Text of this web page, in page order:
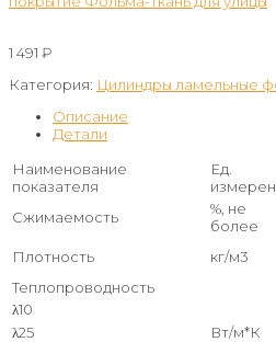
1 491 ₽
Категория: Цилиндры ламельные
Описание
Детали
Наименование
показателя
Ед.
Сжимаемость
%, не
более
Плотность кг/м3
Теплопроводность
λ10
Вт/м*К
λ25